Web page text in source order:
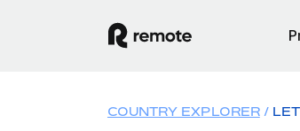
COUNTRY EXPLORER